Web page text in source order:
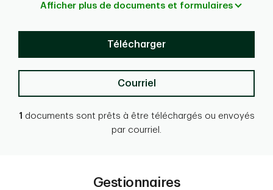
Afficher plus de documents et formulaires
Télécharger
Courriel
1 documents sont prêts à être téléchargés ou envoyés
par courriel.
Gestionnaires